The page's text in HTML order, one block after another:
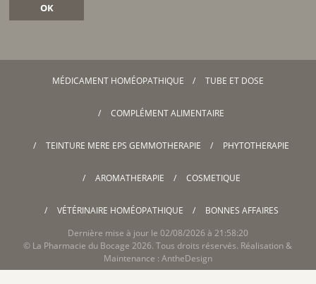
OK
MÉDICAMENT HOMÉOPATHIQUE TUBE ET DOSE
COMPLÉMENT ALIMENTAIRE
TEINTURE MERE EPS GEMMOTHERAPIE PHYTOTHERAPIE
AROMATHERAPIE COSMETIQUE
VÉTÉRINAIRE HOMÉOPATHIQUE
BONNES AFFAIRES
Dernière mise à jour le 02/08/2026 à 21:58:20
© La Pharmacie du Bocage 2026. Tous droits réservés. Réalisation &
Maintenance : AntheDesign